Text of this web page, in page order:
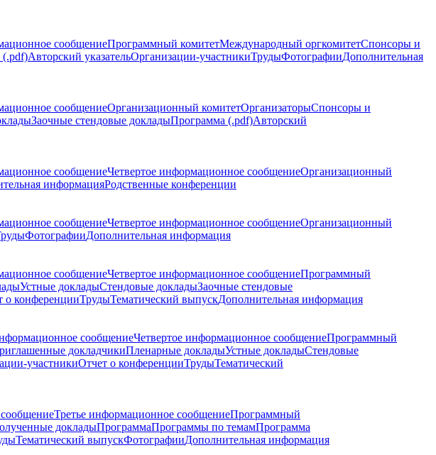
сообщениеПрограммный комитетМеждународный оргкомитетСпонсоры и
(.pdf)Авторский указательОрганизации-участникиТрудыФотографииДополнительная
сообщениеОрганизационный комитетОрганизаторыСпонсоры и
Заочные стендовые докладыПрограмма (.pdf)Авторский
сообщениеЧетвертое информационное сообщениеОрганизационный
информацияРодственные конференции
сообщениеЧетвертое информационное сообщениеОрганизационный
ФотографииДополнительная информация
сообщениеЧетвертое информационное сообщениеПрограммный
Устные докладыСтендовые докладыЗаочные стендовые
о конференцииТрудыТематический выпускДополнительная информация
сообщениеЧетвертое информационное сообщениеПрограммный
докладчикиПленарные докладыУстные докладыСтендовые
участникиОтчет о конференцииТрудыТематический
Третье информационное сообщениеПрограммный
докладыПрограммаПрограммы по темамПрограмма
Тематический выпускФотографииДополнительная информация